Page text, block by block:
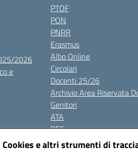
Cookies e altri strumenti di
2026
e
PTOF
PON
PNRR
Erasmus
Albo Online
Circolari
Docenti 25/26
Archivio Area Riservata
Genitori
ATA
BES
Modulistica